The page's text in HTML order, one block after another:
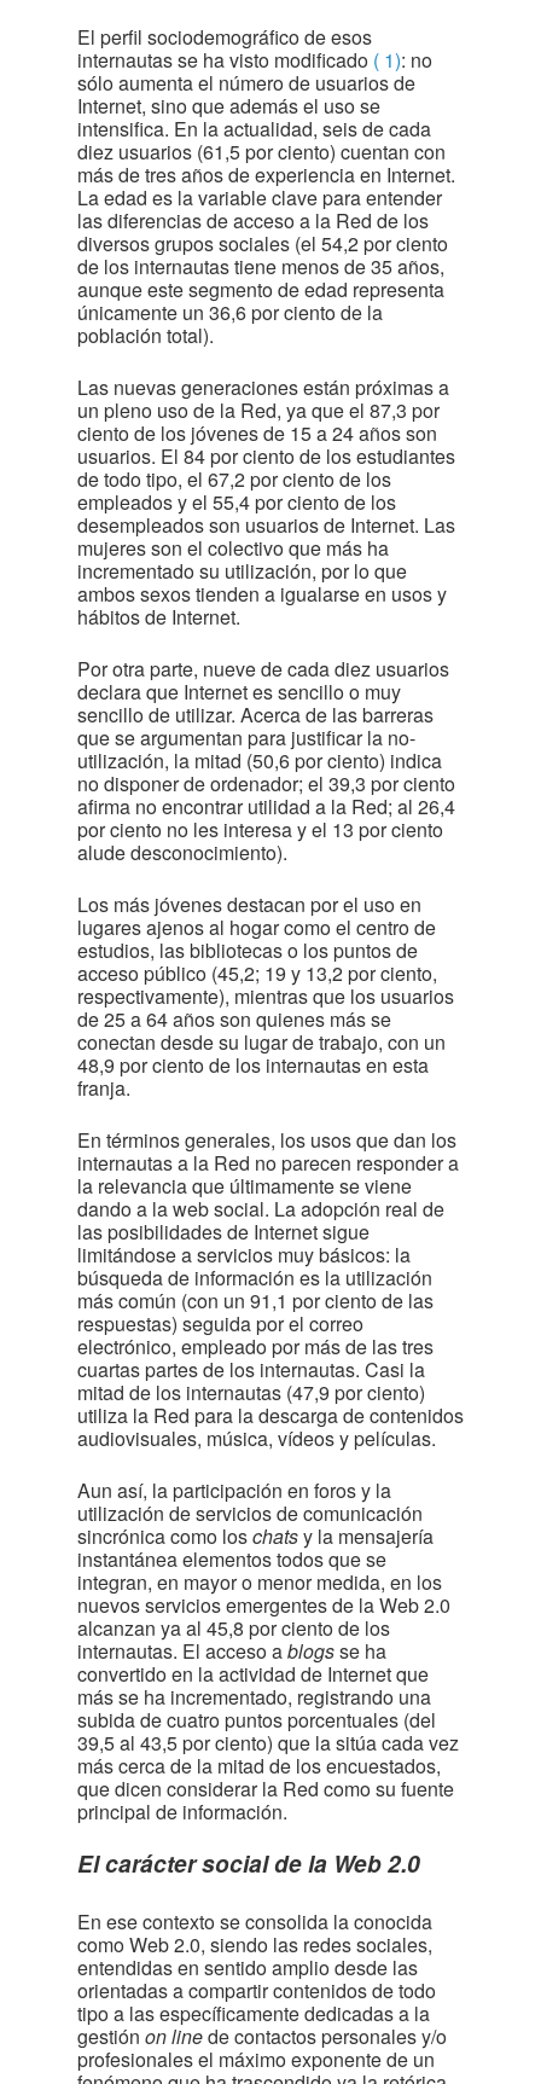
El perfil sociodemográfico de esos
internautas se ha visto modificado ( 1): no
sólo aumenta el número de usuarios de
Internet, sino que además el uso se
intensifica. En la actualidad, seis de cada
diez usuarios (61,5 por ciento) cuentan con
más de tres años de experiencia en Internet.
La edad es la variable clave para entender
las diferencias de acceso a la Red de los
diversos grupos sociales (el 54,2 por ciento
de los internautas tiene menos de 35 años,
aunque este segmento de edad representa
únicamente un 36,6 por ciento de la
población total).
Las nuevas generaciones están próximas a
un pleno uso de la Red, ya que el 87,3 por
ciento de los jóvenes de 15 a 24 años son
usuarios. El 84 por ciento de los estudiantes
de todo tipo, el 67,2 por ciento de los
empleados y el 55,4 por ciento de los
desempleados son usuarios de Internet. Las
mujeres son el colectivo que más ha
incrementado su utilización, por lo que
ambos sexos tienden a igualarse en usos y
hábitos de Internet.
Por otra parte, nueve de cada diez usuarios
declara que Internet es sencillo o muy
sencillo de utilizar. Acerca de las barreras
que se argumentan para justificar la no-
utilización, la mitad (50,6 por ciento) indica
no disponer de ordenador; el 39,3 por ciento
afirma no encontrar utilidad a la Red; al 26,4
por ciento no les interesa y el 13 por ciento
alude desconocimiento).
Los más jóvenes destacan por el uso en
lugares ajenos al hogar como el centro de
estudios, las bibliotecas o los puntos de
acceso público (45,2; 19 y 13,2 por ciento,
respectivamente), mientras que los usuarios
de 25 a 64 años son quienes más se
conectan desde su lugar de trabajo, con un
48,9 por ciento de los internautas en esta
franja.
En términos generales, los usos que dan los
internautas a la Red no parecen responder a
la relevancia que últimamente se viene
dando a la web social. La adopción real de
las posibilidades de Internet sigue
limitándose a servicios muy básicos: la
búsqueda de información es la utilización
más común (con un 91,1 por ciento de las
respuestas) seguida por el correo
electrónico, empleado por más de las tres
cuartas partes de los internautas. Casi la
mitad de los internautas (47,9 por ciento)
utiliza la Red para la descarga de contenidos
audiovisuales, música, vídeos y películas.
Aun así, la participación en foros y la
utilización de servicios de comunicación
sincrónica como loschatsy la mensajería
instantánea elementos todos que se
integran, en mayor o menor medida, en los
nuevos servicios emergentes de la Web 2.0
alcanzan ya al 45,8 por ciento de los
internautas. El acceso ablogsse ha
convertido en la actividad de Internet que
más se ha incrementado, registrando una
subida de cuatro puntos porcentuales (del
39,5 al 43,5 por ciento) que la sitúa cada vez
más cerca de la mitad de los encuestados,
que dicen considerar la Red como su fuente
principal de información.
El carácter social de la Web 2.0
En ese contexto se consolida la conocida
como Web 2.0, siendo las redes sociales,
entendidas en sentido amplio desde las
orientadas a compartir contenidos de todo
tipo a las específicamente dedicadas a la
gestión on linede contactos personales y/o
profesionales el máximo exponente de un